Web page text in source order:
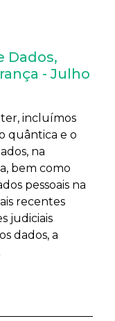
Dados,
- Julho
incluímos
quântica e o
na
bem como
pessoais na
recentes
judiciais
dados, a